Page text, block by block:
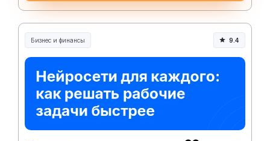
Бизнес и финансы 9.4